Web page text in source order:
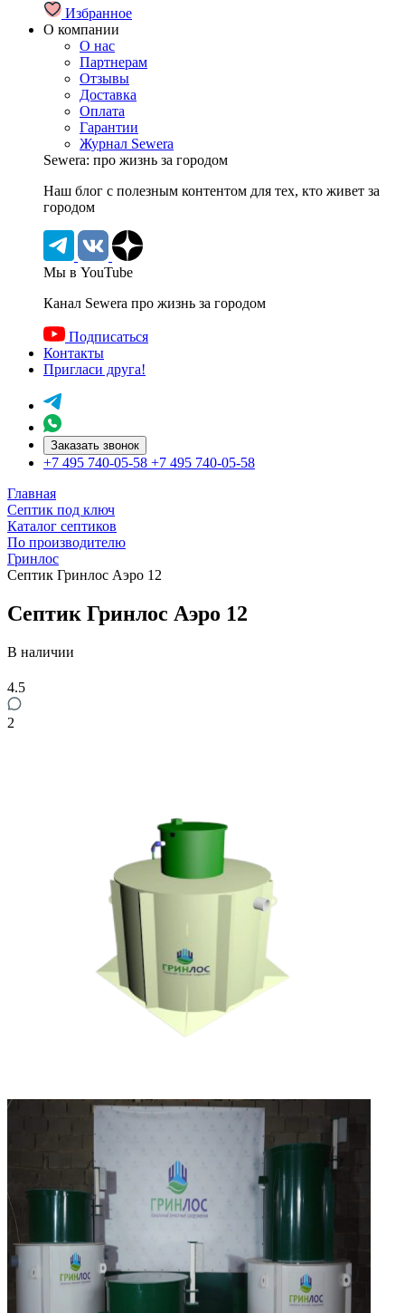
Избранное
О компании
О нас
Партнерам
Отзывы
Доставка
Оплата
Гарантии
Журнал Sewera
Sewera: про жизнь за городом
Наш блог c полезным контентом для тех, кто живет за
городом
Мы в YouTube
Канал Sewera про жизнь за городом
Подписаться
Контакты
Пригласи друга!
Заказать звонок
+7 495 740-05-58 +7 495 740-05-58
Главная
Септик под ключ
Каталог септиков
По производителю
Гринлос
Септик Гринлос Аэро 12
Септик Гринлос Аэро 12
В наличии
4.5
2